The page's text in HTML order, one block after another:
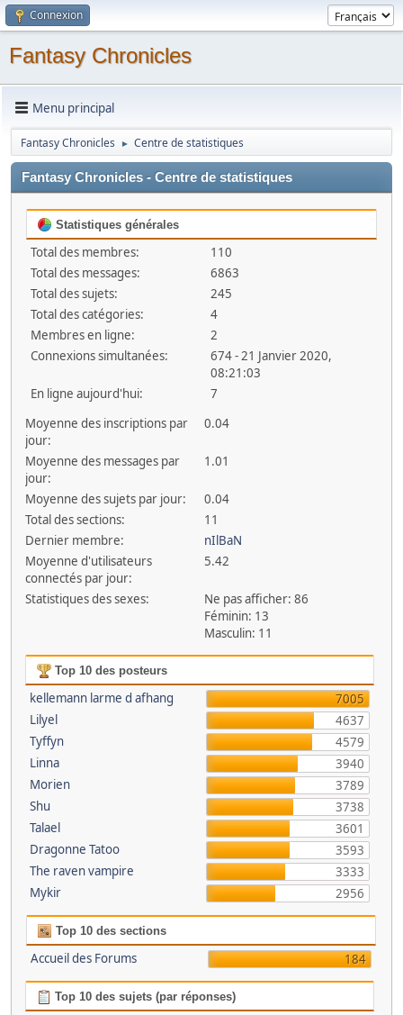
Connexion
Fantasy Chronicles
Menu principal
Fantasy Chronicles ► Centre de statistiques
Fantasy Chronicles - Centre de statistiques
Statistiques générales
Total des membres:
110
Total des messages:
6863
Total des sujets:
245
Total des catégories:
4
Membres en ligne:
2
Connexions simultanées:
674 - 21 Janvier 2020,
08:21:03
En ligne aujourd'hui:
7
Moyenne des inscriptions par
jour:
0.04
Moyenne des messages par
jour:
1.01
Moyenne des sujets par jour:
0.04
Total des sections:
11
Dernier membre:
nIlBaN
Moyenne d'utilisateurs
connectés par jour:
5.42
Statistiques des sexes:
Ne pas afficher: 86
Féminin: 13
Masculin: 11
Top 10 des posteurs
kellemann larme d afhang
7005
Lilyel
4637
Tyffyn
4579
Linna
3940
Morien
3789
Shu
3738
Talael
3601
Dragonne Tatoo
3593
The raven vampire
3333
Mykir
2956
Top 10 des sections
Accueil des Forums 184
Top 10 des sujets (par réponses)